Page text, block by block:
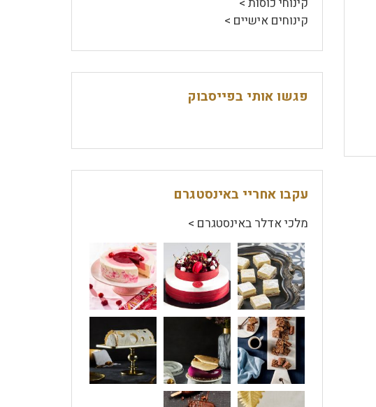
קינוחים אישיים >
פגשו אותי בפייסבוק
עקבו אחריי באינסטגרם
מלכי אדלר באינסטגרם >